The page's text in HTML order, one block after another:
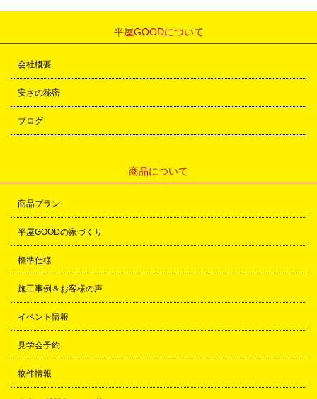
平屋GOODについて
会社概要
安さの秘密
ブログ
商品について
商品プラン
平屋GOODの家づくり
標準仕様
施工事例＆お客様の声
イベント情報
見学会予約
物件情報